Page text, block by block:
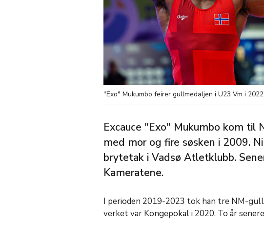
"Exo" Mukumbo feirer gullmedaljen i U23 Vm i
Excauce "Exo" Mukumbo kom til
med mor og fire søsken i 2009.
brytetak i Vadsø Atletklubb.
Kameratene.
I perioden 2019-2023 tok han tre NM-
verket var Kongepokal i 2020. To år